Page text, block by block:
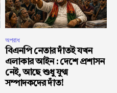
অপরাধ
বিএনপি নেতার দাঁতই যখন
এলাকার আইন : দেশে প্রশাসন
নেই, আছে শুধু যুগ্ম
সম্পাদকদের দাঁত!